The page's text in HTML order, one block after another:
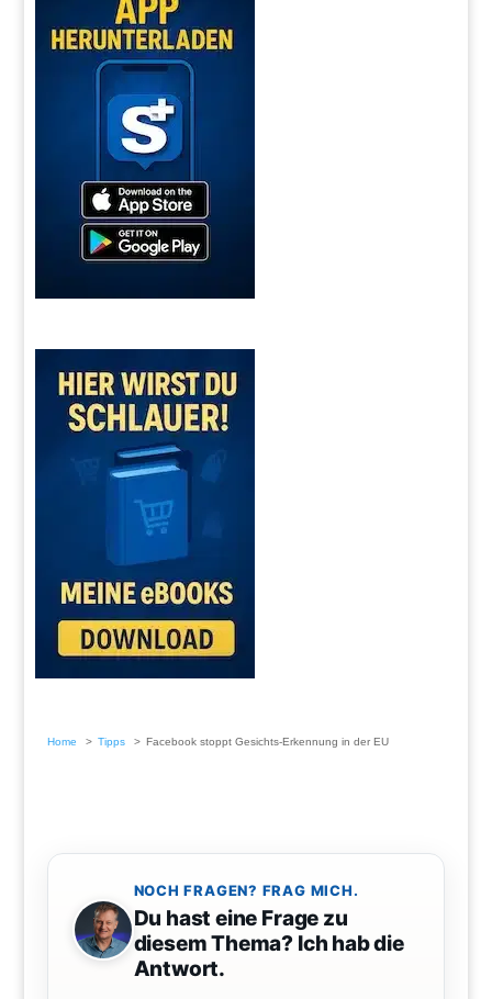
Home Tipps Facebook stoppt Gesichts­-Erkennung in der EU
NOCH FRAGEN? FRAG MICH.
Du hast eine Frage zu
diesem Thema? Ich hab die
Antwort.